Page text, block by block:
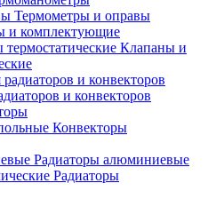
Термометры и оправы
и комплектующие
Клапаны и
и конвекторов
Конвекторы
Радиаторы алюминиевые
Радиаторы